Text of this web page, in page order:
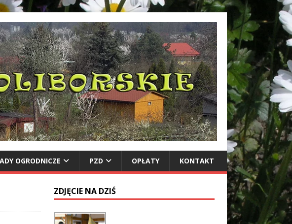
OGRODNICZE PZD OPŁATY KONTAKT
ZDJĘCIE NA DZIŚ